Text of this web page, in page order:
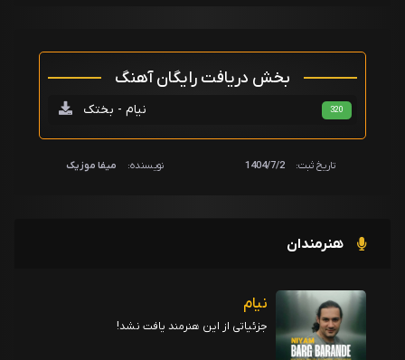
بخش دریافت رایگان آهنگ
نیام - بختک 320
تاریخ ثبت: 1404/7/2 نویسنده: میفا موزیک
هنرمندان
نیام
جزئیاتی از این هنرمند یافت نشد!